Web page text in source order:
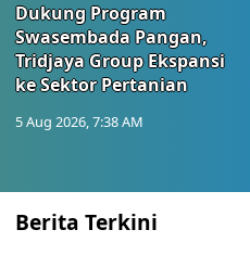
Dukung Program
Swasembada Pangan,
Tridjaya Group Ekspansi
ke Sektor Pertanian
5 Aug 2026, 7:38 AM
Berita Terkini